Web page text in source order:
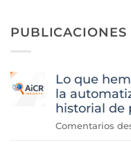
PUBLICACIONES
Lo que
la
historial de
Comentarios